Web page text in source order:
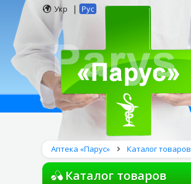
Укр | Рус
Аптека «Парус» Каталог товаров
Каталог товаров